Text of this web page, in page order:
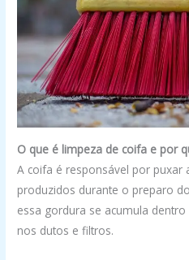
O que é limpeza de coifa e por
A coifa é responsável por puxar
produzidos durante o preparo
essa gordura se acumula
nos dutos e filtros.